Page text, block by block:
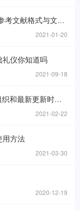
式与文内引用格式
2021-01-20
仪你知道吗
2021-09-18
在reference list里要怎么写
2021-02-22
用方法
2021-03-30
2020-12-19